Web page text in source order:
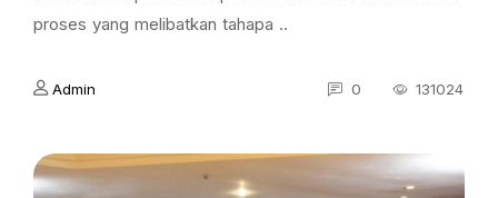
proses yang melibatkan tahapa ..
Admin 0 131024